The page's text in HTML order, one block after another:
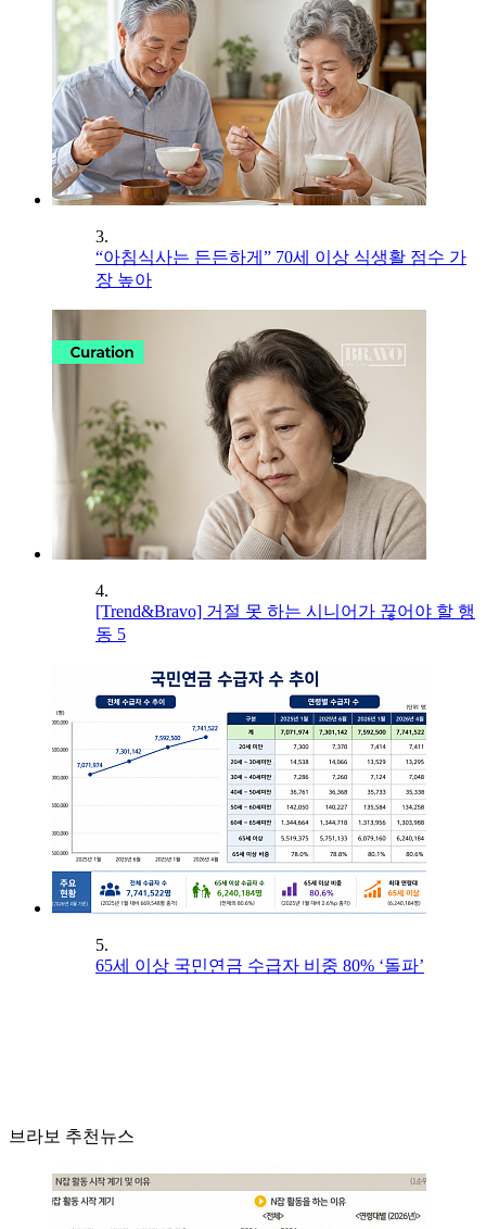
3.
“아침식사는 든든하게” 70세 이상 식생활 점수 가
장 높아
4.
[Trend&Bravo] 거절 못 하는 시니어가 끊어야 할 행
동 5
5.
65세 이상 국민연금 수급자 비중 80% ‘돌파’
브라보 추천뉴스